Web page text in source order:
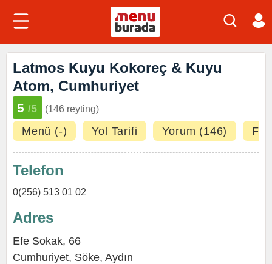
Latmos Kuyu Kokoreç & Kuyu
Atom, Cumhuriyet
5 /5 (146 reyting)
Menü (-) Yol Tarifi Yorum (146)
Telefon
0(256) 513 01 02
Adres
Efe Sokak, 66
Cumhuriyet, Söke, Aydın